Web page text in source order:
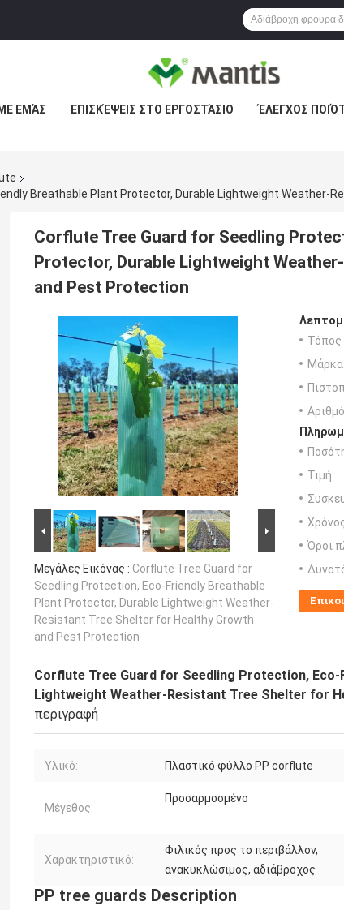
ΕΜΆΣ ΕΠΙΣΚΈΨΕΙΣ ΣΤΟ ΕΡΓΟΣΤΆΣΙΟ ΈΛΕΓΧΟΣ
Corflute Tree Guard for Seedling
Protector, Durable Lightweight
and Pest Protection
Μεγάλες Εικόνας : Corflute Tree Guard for
Seedling Protection, Eco-Friendly Breathable
Plant Protector, Durable Lightweight Weather-
Resistant Tree Shelter for Healthy Growth
and Pest Protection
Τόπος
Μάρκα:
Τιμή:
Όροι
Corflute Tree Guard for Seedling Protection,
Lightweight Weather-Resistant Tree Shelter for
περιγραφή
Υλικό: Πλαστικό φύλλο PP corflute
Μέγεθος:
Προσαρμοσμένο
Χαρακτηριστικό:
Φιλικός προς το περιβάλλον,
ανακυκλώσιμος, αδιάβροχος
PP tree guards Description